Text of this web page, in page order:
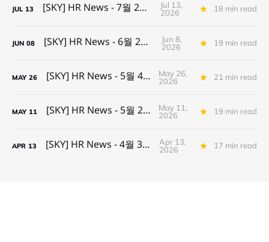
JUL 13 [SKY] HR News - 7월 2주차
Jul 13,
2026
18 min read
JUN 08 [SKY] HR News - 6월 2주차
Jun 8,
2026
19 min read
MAY 26 [SKY] HR News - 5월 4주차
May 26,
2026
21 min read
MAY 11 [SKY] HR News - 5월 2주차
May 11,
2026
19 min read
APR 13 [SKY] HR News - 4월 3주차
Apr 13,
2026
17 min read